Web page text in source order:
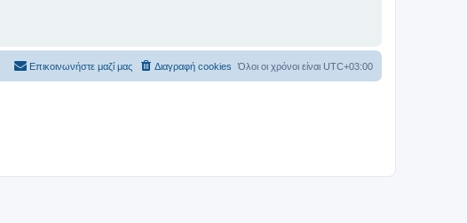
Όλοι οι χρόνοι είναι UTC+03:00
Διαγραφή cookies
Επικοινωνήστε μαζί μας